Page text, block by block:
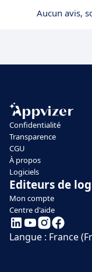
Aucun avis,
Confidentialité
Transparence
CGU
À propos
Logiciels
Editeurs de
Mon compte
Centre d'aide
Langue : France